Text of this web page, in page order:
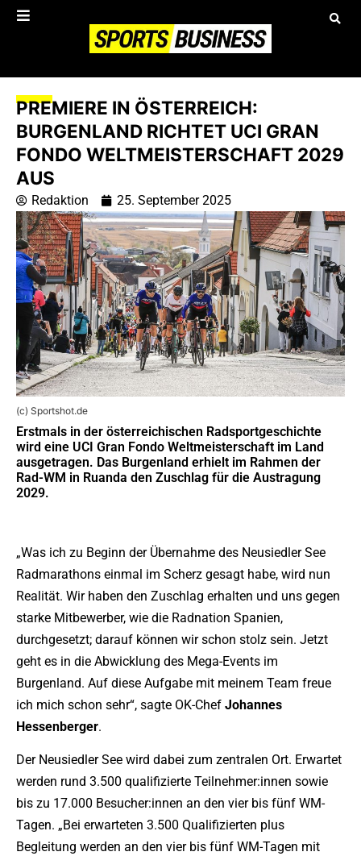
PREMIERE IN ÖSTERREICH:
BURGENLAND RICHTET UCI GRAN
FONDO WELTMEISTERSCHAFT 2029
AUS
Redaktion 25. September 2025
(c) Sportshot.de
Erstmals in der österreichischen Radsportgeschichte
wird eine UCI Gran Fondo Weltmeisterschaft im Land
ausgetragen. Das Burgenland erhielt im Rahmen der
Rad-WM in Ruanda den Zuschlag für die Austragung
2029.
„Was ich zu Beginn der Übernahme des Neusiedler See
Radmarathons einmal im Scherz gesagt habe, wird nun
Realität. Wir haben den Zuschlag erhalten und uns gegen
starke Mitbewerber, wie die Radnation Spanien,
durchgesetzt; darauf können wir schon stolz sein. Jetzt
geht es in die Abwicklung des Mega-Events im
Burgenland. Auf diese Aufgabe mit meinem Team freue
ich mich schon sehr“, sagte OK-Chef Johannes
Hessenberger.
Der Neusiedler See wird dabei zum zentralen Ort. Erwartet
werden rund 3.500 qualifizierte Teilnehmer:innen sowie
bis zu 17.000 Besucher:innen an den vier bis fünf WM-
Tagen. „Bei erwarteten 3.500 Qualifizierten plus
Begleitung werden an den vier bis fünf WM-Tagen mit